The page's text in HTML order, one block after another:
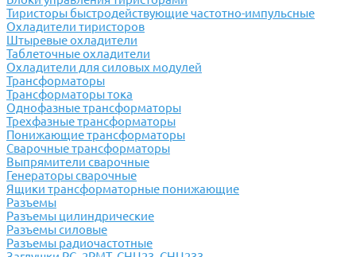
Тиристоры быстродействующие частотно-импульсные
Охладители тиристоров
Штыревые охладители
Таблеточные охладители
Охладители для силовых модулей
Трансформаторы
Трансформаторы тока
Однофазные трансформаторы
Трехфазные трансформаторы
Понижающие трансформаторы
Сварочные трансформаторы
Выпрямители сварочные
Генераторы сварочные
Ящики трансформаторные понижающие
Разъемы
Разъемы цилиндрические
Разъемы силовые
Разъемы радиочастотные